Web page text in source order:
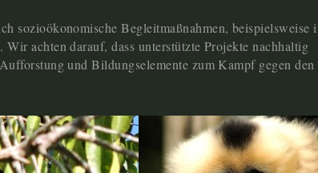
sozioökonomische Begleitmaßnahmen, beispielsweise
achten darauf, dass unterstützte Projekte nachhaltig
und Bildungselemente zum Kampf gegen den